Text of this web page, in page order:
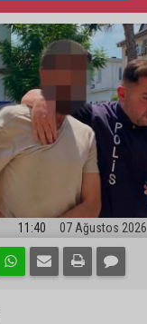
11:40 07 Ağustos 2026